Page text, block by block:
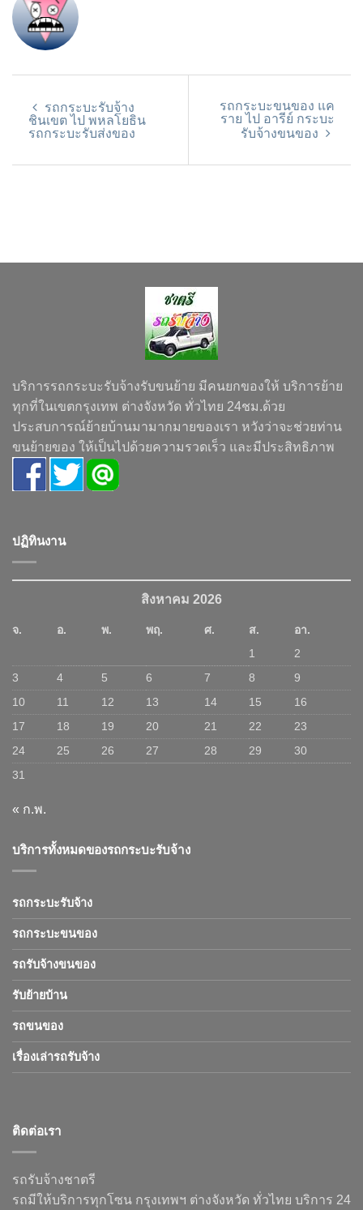
รถกระบะรับจ้าง
ชินเขต ไป พหลโยธิน
รถกระบะรับส่งของ
รถกระบะขนของ แค
ราย ไป อารีย์ กระบะ
รับจ้างขนของ
บริการรถกระบะรับจ้างรับขนย้าย มีคนยกของให้ บริการย้าย
ทุกที่ในเขตกรุงเทพ ต่างจังหวัด ทั่วไทย 24ชม.ด้วย
ประสบการณ์ย้ายบ้านมามากมายของเรา หวังว่าจะช่วยท่าน
ขนย้ายของ ให้เป็นไปด้วยความรวดเร็ว และมีประสิทธิภาพ
ปฏิทินงาน
สิงหาคม 2026
จ. อ. พ. พฤ. ศ. ส.
อา.
1
2
3
4 5 6 7 8
9
10
11 12 13 14 15
16
17
18 19 20 21 22
23
24
25 26 27 28 29
30
31
« ก.พ.
บริการทั้งหมดของรถกระบะรับจ้าง
รถกระบะรับจ้าง
รถกระบะขนของ
รถรับจ้างขนของ
รับย้ายบ้าน
รถขนของ
เรื่องเล่ารถรับจ้าง
ติดต่อเรา
รถรับจ้างชาตรี
รถมีให้บริการทุกโซน กรุงเทพฯ ต่างจังหวัด ทั่วไทย บริการ 24